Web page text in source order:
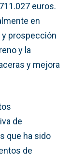
euros.
en
prospección
y la
y mejora
de
que ha sido
de